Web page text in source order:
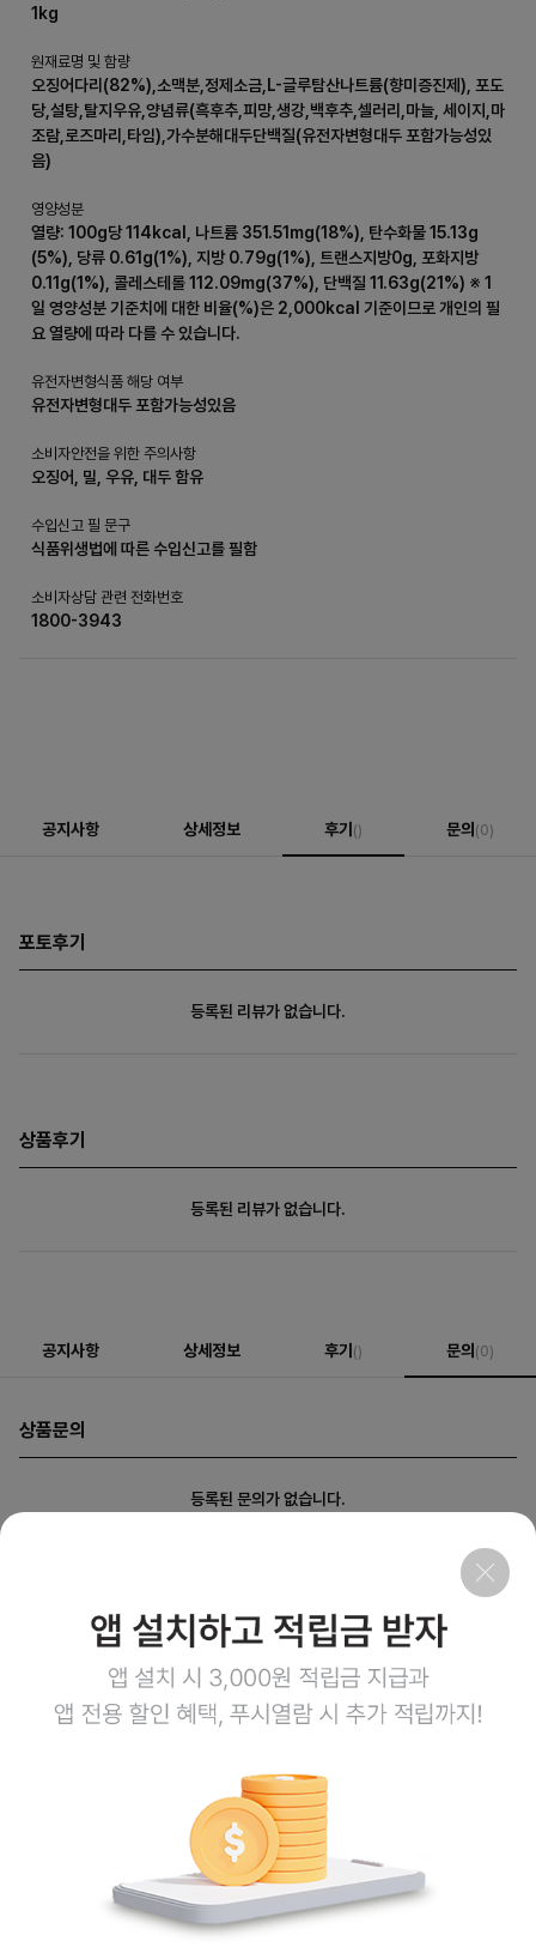
1kg
원재료명 및 함량
오징어다리(82%),소맥분,정제소금,L-글루탐산나트륨(향미증진제), 포도
당,설탕,탈지우유,양념류(흑후추,피망,생강,백후추,셀러리,마늘, 세이지,마
조람,로즈마리,타임),가수분해대두단백질(유전자변형대두 포함가능성있
음)
영양성분
열량: 100g당 114kcal, 나트륨 351.51mg(18%), 탄수화물 15.13g
(5%), 당류 0.61g(1%), 지방 0.79g(1%), 트랜스지방0g, 포화지방
0.11g(1%), 콜레스테롤 112.09mg(37%), 단백질 11.63g(21%) ※ 1
일 영양성분 기준치에 대한 비율(%)은 2,000kcal 기준이므로 개인의 필
요 열량에 따라 다를 수 있습니다.
유전자변형식품 해당 여부
유전자변형대두 포함가능성있음
소비자안전을 위한 주의사항
오징어, 밀, 우유, 대두 함유
수입신고 필 문구
식품위생법에 따른 수입신고를 필함
소비자상담 관련 전화번호
1800-3943
공지사항 상세정보 후기() 문의(0)
포토후기
등록된 리뷰가 없습니다.
상품후기
등록된 리뷰가 없습니다.
공지사항 상세정보 후기() 문의(0)
상품문의
등록된 문의가 없습니다.
평일 08:00~17:00
토요일 08:00~12:00